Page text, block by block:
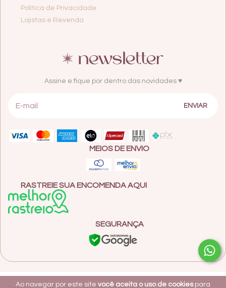
Ao navegar por este site você aceita o uso de cookiespara
Política de Privacidade
Lojistas e Revenda
Assine e fique por dentro das novidades ♥
MEIOS DE ENVIO
RASTREIE SUA ENCOMENDA AQUI
SEGURANÇA